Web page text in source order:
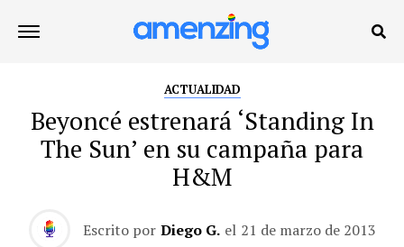
ACTUALIDAD
Beyoncé estrenará ‘Standing In
The Sun’ en su campaña para
H&M
Escrito por Diego G. el 21 de marzo de 2013